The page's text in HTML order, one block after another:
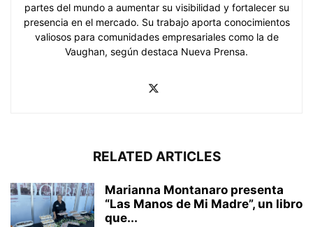
partes del mundo a aumentar su visibilidad y fortalecer su
presencia en el mercado. Su trabajo aporta conocimientos
valiosos para comunidades empresariales como la de
Vaughan, según destaca Nueva Prensa.
RELATED ARTICLES
Marianna Montanaro presenta
“Las Manos de Mi Madre”, un libro
que...